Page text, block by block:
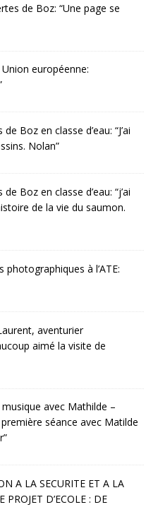
de Boz: “Une page se
européenne:
de Boz en classe d’eau: “J’ai
Nolan”
de Boz en classe d’eau: “j’ai
de la vie du saumon.
photographiques à l’ATE:
aventurier
aimé la visite de
avec Mathilde –
première séance avec Matilde
”
A LA SECURITE ET A LA
PROJET D’ECOLE : DE